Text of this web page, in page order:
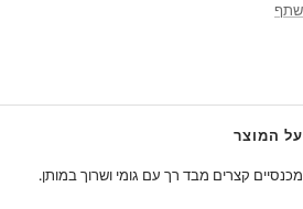
שתף
על המוצר
מכנסיים קצרים מבד רך עם גומי ושרוך במותן.